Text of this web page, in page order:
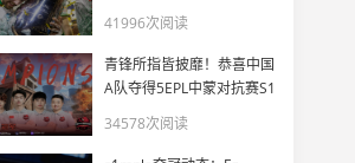
41996次阅读
青锋所指皆披靡！恭喜中国
A队夺得5EPL中蒙对抗赛S1
34578次阅读